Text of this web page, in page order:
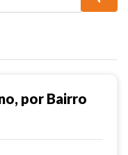
por Bairro